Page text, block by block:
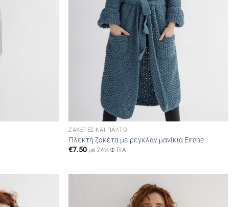
ΖΑΚΈΤΕΣ ΚΑΙ ΠΑΛΤΌ
Πλεκτή ζακέτα με ρεγκλάν μανίκια Eirene
€7.50 με 24% Φ.Π.Α.